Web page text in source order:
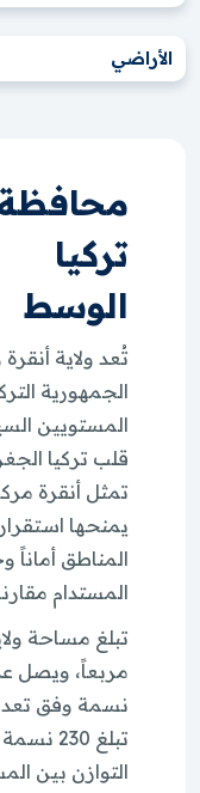
الأراضي
الوسط
تُعد ولاية
الجمهورية
المستويين
قلب تركيا
تمثل أنقرة
يمنحها
المناطق أماناً
المستدام
تبلغ
التوازن بين